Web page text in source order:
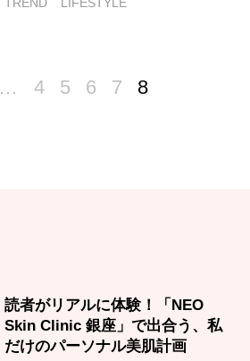
TREND
LIFESTYLE
… 4 5 6 7 8
読者がリアルに体験！「NEO
Skin Clinic 銀座」で出合う、私
だけのパーソナル美肌計画